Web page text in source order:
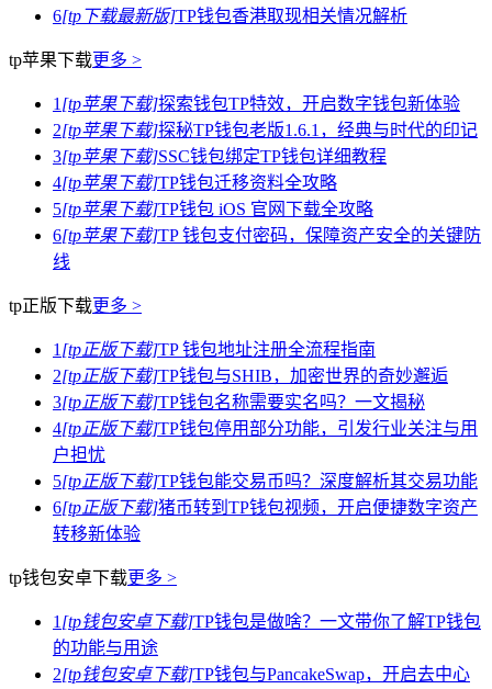
6[tp下载最新版]TP钱包香港取现相关情况解析
tp苹果下载更多 >
1 [tp苹果下载]探索钱包TP特效，开启数字钱包新体验
2[tp苹果下载]探秘TP钱包老版1.6.1，经典与时代的印记
3[tp苹果下载]SSC钱包绑定TP钱包详细教程
4[tp苹果下载]TP钱包迁移资料全攻略
5[tp苹果下载]TP钱包 iOS 官网下载全攻略
6[tp苹果下载]TP 钱包支付密码，保障资产安全的关键防
线
tp正版下载更多 >
1 [tp正版下载]TP 钱包地址注册全流程指南
2[tp正版下载]TP钱包与SHIB，加密世界的奇妙邂逅
3[tp正版下载]TP钱包名称需要实名吗？一文揭秘
4[tp正版下载]TP钱包停用部分功能，引发行业关注与用
户担忧
5[tp正版下载]TP钱包能交易币吗？深度解析其交易功能
6[tp正版下载]猪币转到TP钱包视频，开启便捷数字资产
转移新体验
tp钱包安卓下载更多 >
1 [tp钱包安卓下载]TP钱包是做啥？一文带你了解TP钱包
的功能与用途
2[tp钱包安卓下载]TP钱包与PancakeSwap，开启去中心